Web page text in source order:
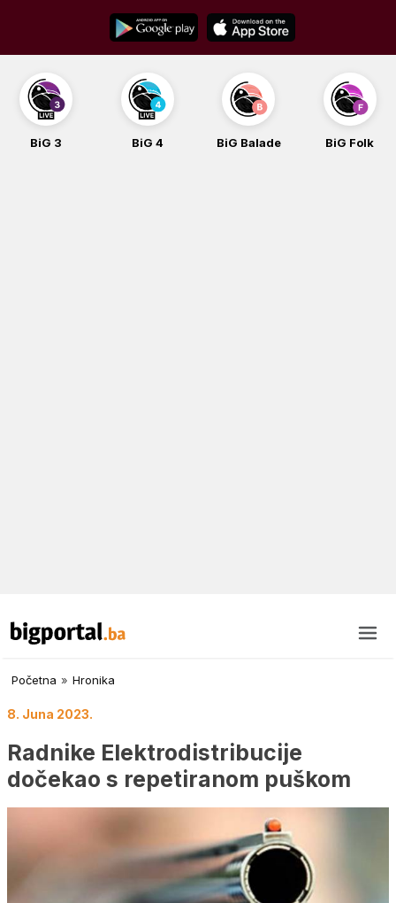
content
BiG 3 BiG 4 BiG Balade BiG Folk
Početna » Hronika
8. Juna 2023.
Radnike Elektrodistribucije
dočekao s repetiranom puškom